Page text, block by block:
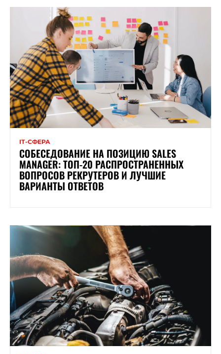
ІТ-СФЕРА
СОБЕСЕДОВАНИЕ НА ПОЗИЦИЮ SALES
MANAGER: ТОП-20 РАСПРОСТРАНЕННЫХ
ВОПРОСОВ РЕКРУТЕРОВ И ЛУЧШИЕ
ВАРИАНТЫ ОТВЕТОВ